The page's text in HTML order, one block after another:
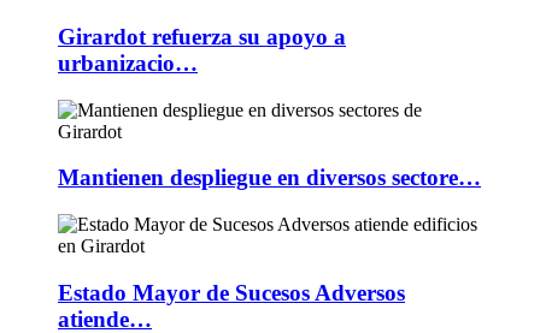
Girardot refuerza su apoyo a
urbanizacio…
Mantienen despliegue en diversos sectore…
Estado Mayor de Sucesos Adversos
atiende…